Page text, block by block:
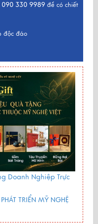
090 330 9989 để có chiết
độc đáo
Doanh Nghiệp Trực
TRIỂN MỸ NGHỆ